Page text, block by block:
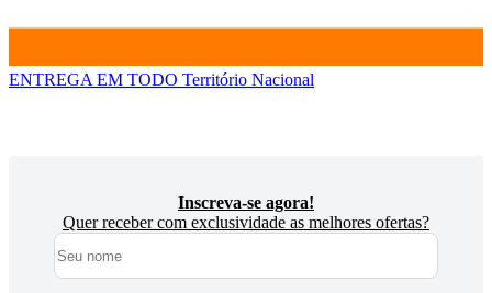
ENTREGA EM TODO Território Nacional
Inscreva-se agora!
Quer receber com exclusividade as melhores ofertas?